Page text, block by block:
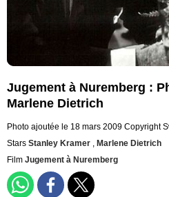
Jugement à Nuremberg :
Marlene Dietrich
Photo ajoutée le 18 mars 2009 Copyright
Stars Stanley Kramer , Marlene Dietrich
Film Jugement à Nuremberg